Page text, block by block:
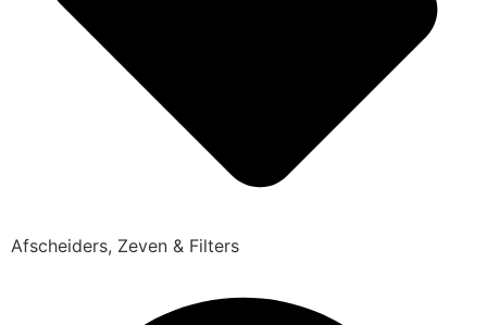
Afscheiders, Zeven & Filters